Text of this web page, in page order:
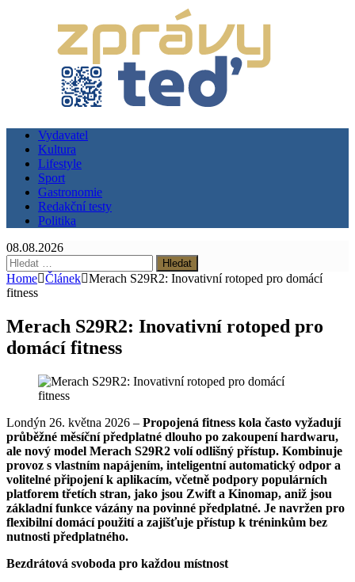
Vydavatel
Kultura
Lifestyle
Sport
Gastronomie
Redakční testy
Politika
08.08.2026
Vyhledávání
Home Článek Merach S29R2: Inovativní rotoped pro domácí
fitness
Merach S29R2: Inovativní rotoped pro
domácí fitness
Londýn 26. května 2026 – Propojená fitness kola často vyžadují
průběžné měsíční předplatné dlouho po zakoupení hardwaru,
ale nový model Merach S29R2 volí odlišný přístup. Kombinuje
provoz s vlastním napájením, inteligentní automatický odpor a
volitelné připojení k aplikacím, včetně podpory populárních
platforem třetích stran, jako jsou Zwift a Kinomap, aniž jsou
základní funkce vázány na povinné předplatné. Je navržen pro
flexibilní domácí použití a zajišťuje přístup k tréninkům bez
nutnosti předplatného.
Bezdrátová svoboda pro každou místnost